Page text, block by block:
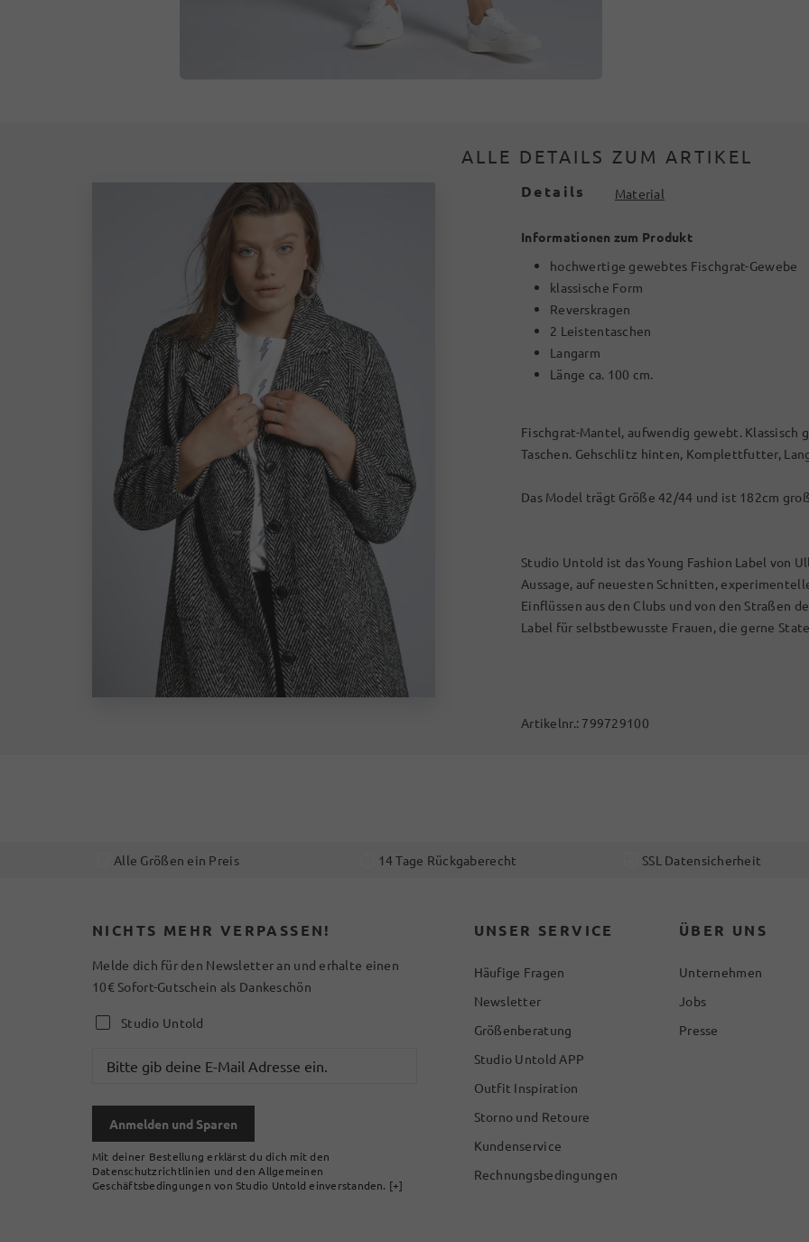
ALLE DETAILS ZUM ARTIKEL
Details Material
Informationen zum Produkt
hochwertige gewebtes Fischgrat-Gewebe
klassische Form
Reverskragen
2 Leistentaschen
Langarm
Länge ca. 100 cm.
Fischgrat-Mantel, aufwendig gewebt.
Taschen. Gehschlitz hinten, Komplettfutter,
Das Model trägt Größe 42/44 und ist 182cm
Studio Untold ist das Young Fashion Label von
Aussage, auf neuesten Schnitten,
Einflüssen aus den Clubs und von den Straßen
Label für selbstbewusste Frauen, die gerne
Artikelnr.: 799729100
Alle Größen ein Preis 14 Tage Rückgaberecht SSL Datensicherheit
NICHTS MEHR VERPASSEN!
Melde dich für den Newsletter an und erhalte einen
10€ Sofort-Gutschein als Dankeschön
Studio Untold
Anmelden und Sparen
Mit deiner Bestellung erklärst du dich mit den
Datenschutzrichtlinien und den Allgemeinen
Geschäftsbedingungen von Studio Untold einverstanden. [+]
UNSER SERVICE
Häufige Fragen
Newsletter
Größenberatung
Studio Untold APP
Outfit Inspiration
Storno und Retoure
Kundenservice
Rechnungsbedingungen
ÜBER UNS
Unternehmen
Jobs
Presse